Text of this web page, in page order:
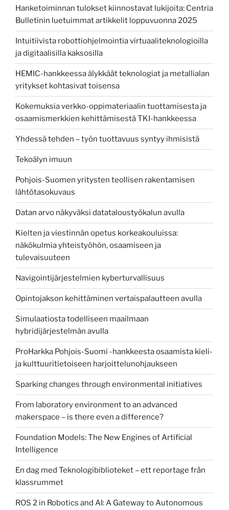
Hanketoiminnan tulokset kiinnostavat lukijoita: Centria
Bulletinin luetuimmat artikkelit loppuvuonna 2025
Intuitiivista robottiohjelmointia virtuaaliteknologioilla
ja digitaalisilla kaksosilla
HEMIC-hankkeessa älykkäät teknologiat ja metallialan
yritykset kohtasivat toisensa
Kokemuksia verkko-oppimateriaalin tuottamisesta ja
osaamismerkkien kehittämisestä TKI-hankkeessa
Yhdessä tehden – työn tuottavuus syntyy ihmisistä
Tekoälyn imuun
Pohjois-Suomen yritysten teollisen rakentamisen
lähtötasokuvaus
Datan arvo näkyväksi datataloustyökalun avulla
Kielten ja viestinnän opetus korkeakouluissa:
näkökulmia yhteistyöhön, osaamiseen ja
tulevaisuuteen
Navigointijärjestelmien kyberturvallisuus
Opintojakson kehittäminen vertaispalautteen avulla
Simulaatiosta todelliseen maailmaan
hybridijärjestelmän avulla
ProHarkka Pohjois-Suomi -hankkeesta osaamista kieli-
ja kulttuuritietoiseen harjoittelunohjaukseen
Sparking changes through environmental initiatives
From laboratory environment to an advanced
makerspace – is there even a difference?
Foundation Models: The New Engines of Artificial
Intelligence
En dag med Teknologibiblioteket – ett reportage från
klassrummet
ROS 2 in Robotics and AI: A Gateway to Autonomous